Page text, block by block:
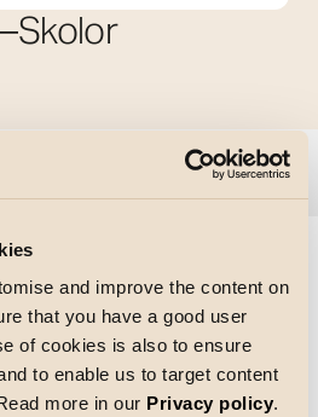
and improve the content on
that you have a good user
of cookies is also to ensure
to enable us to target content
more in our Privacy policy.
Skolor
Laddar